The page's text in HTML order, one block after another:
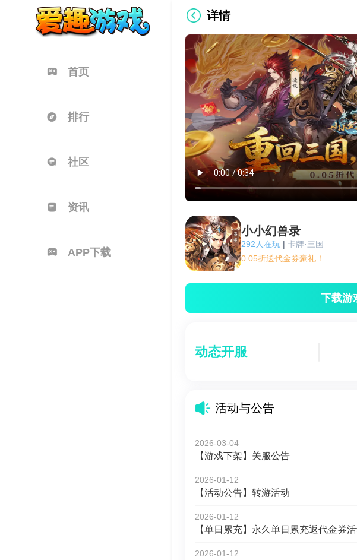
首页
排行
社区
资讯
APP下载
详情
小小幻兽录
292人在玩 | 卡牌·三国
0.05折送代金券豪礼！
下载游
动态开服
活动与公告
2026-03-04
【游戏下架】关服公告
2026-01-12
【活动公告】转游活动
2026-01-12
【单日累充】永久单日累充返代金券
2026-01-12